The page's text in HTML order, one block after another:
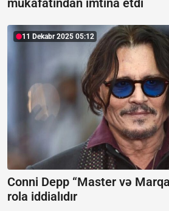
11 Dekabr 2025 05:12
Conni Depp “Master və
rola iddialıdır